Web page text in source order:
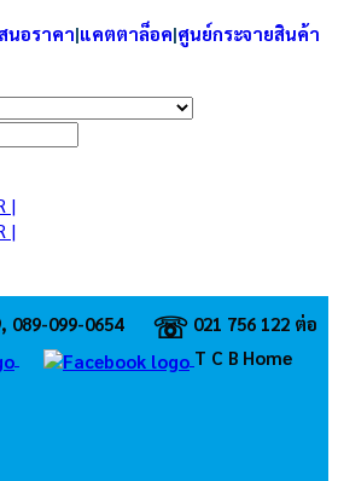
นอราคา|แคตตาล็อค|ศูนย์กระจายสินค้า
089-099-0654 ☏ 021 756 122 ต่อ
ㅤT C B Home